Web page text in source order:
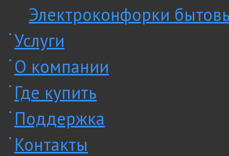
Электроконфорки
Услуги
О компании
Где купить
Поддержка
Контакты